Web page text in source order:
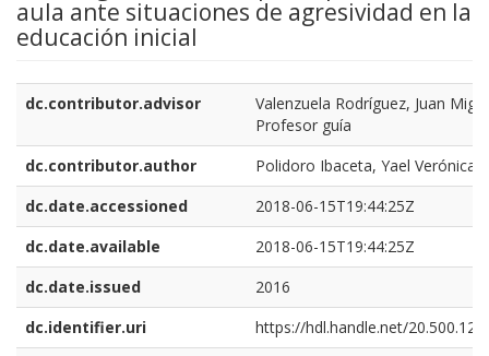
aula ante situaciones de agresividad en la
educación inicial
dc.contributor.advisor
Valenzuela Rodríguez, Juan
Profesor guía
dc.contributor.author
Polidoro Ibaceta, Yael Verónica
dc.date.accessioned
2018-06-15T19:44:25Z
dc.date.available
2018-06-15T19:44:25Z
dc.date.issued
2016
dc.identifier.uri
https://hdl.handle.net/